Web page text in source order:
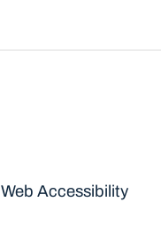
Web Accessibility